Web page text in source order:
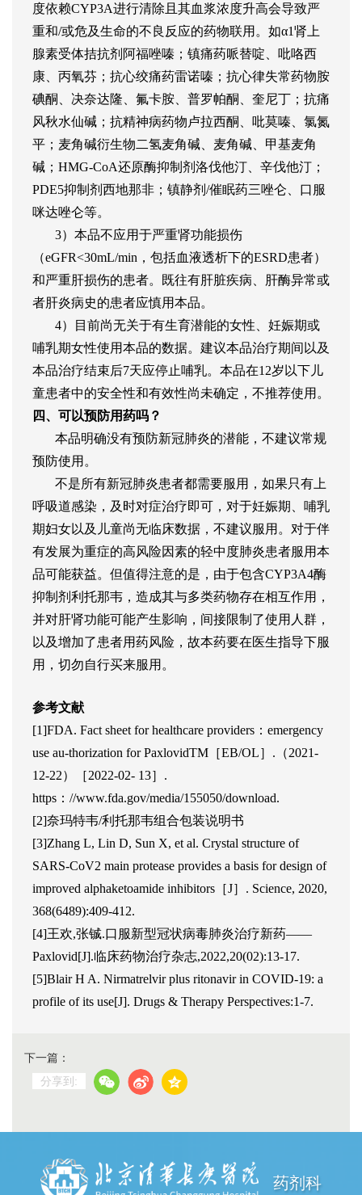
度依赖CYP3A进行清除且其血浆浓度升高会导致严
重和/或危及生命的不良反应的药物联用。如α1肾上
腺素受体拮抗剂阿福唑嗪；镇痛药哌替啶、吡咯西
康、丙氧芬；抗心绞痛药雷诺嗪；抗心律失常药物胺
碘酮、决奈达隆、氟卡胺、普罗帕酮、奎尼丁；抗痛
风秋水仙碱；抗精神病药物卢拉西酮、吡莫嗪、氯氮
平；麦角碱衍生物二氢麦角碱、麦角碱、甲基麦角
碱；HMG-CoA还原酶抑制剂洛伐他汀、辛伐他汀；
PDE5抑制剂西地那非；镇静剂/催眠药三唑仑、口服
咪达唑仑等。
3）本品不应用于严重肾功能损伤
（eGFR<30mL/min，包括血液透析下的ESRD患者）
和严重肝损伤的患者。既往有肝脏疾病、肝酶异常或
者肝炎病史的患者应慎用本品。
4）目前尚无关于有生育潜能的女性、妊娠期或
哺乳期女性使用本品的数据。建议本品治疗期间以及
本品治疗结束后7天应停止哺乳。本品在12岁以下儿
童患者中的安全性和有效性尚未确定，不推荐使用。
四、可以预防用药吗？
本品明确没有预防新冠肺炎的潜能，不建议常规
预防使用。
不是所有新冠肺炎患者都需要服用，如果只有上
呼吸道感染，及时对症治疗即可，对于妊娠期、哺乳
期妇女以及儿童尚无临床数据，不建议服用。对于伴
有发展为重症的高风险因素的轻中度肺炎患者服用本
品可能获益。但值得注意的是，由于包含CYP3A4酶
抑制剂利托那韦，造成其与多类药物存在相互作用，
并对肝肾功能可能产生影响，间接限制了使用人群，
以及增加了患者用药风险，故本药要在医生指导下服
用，切勿自行买来服用。
参考文献
[1]FDA. Fact sheet for healthcare providers：emergency
use au-thorization for PaxlovidTM［EB/OL］.（2021-
12-22）［2022-02- 13］.
https：//www.fda.gov/media/155050/download.
[2]奈玛特韦/利托那韦组合包装说明书
[3]Zhang L, Lin D, Sun X, et al. Crystal structure of
SARS-CoV2 main protease provides a basis for design of
improved alphaketoamide inhibitors［J］. Science, 2020,
368(6489):409-412.
[4]王欢,张铖.口服新型冠状病毒肺炎治疗新药——
Paxlovid[J].临床药物治疗杂志,2022,20(02):13-17.
[5]Blair H A. Nirmatrelvir plus ritonavir in COVID-19: a
profile of its use[J]. Drugs & Therapy Perspectives:1-7.
下一篇：
分享到:
药剂科